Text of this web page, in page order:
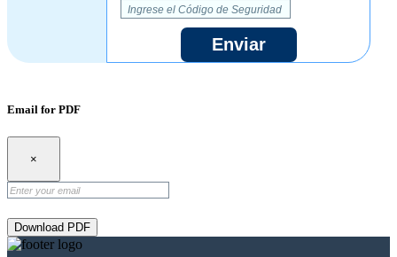
Enviar
Email for PDF
×
Download PDF